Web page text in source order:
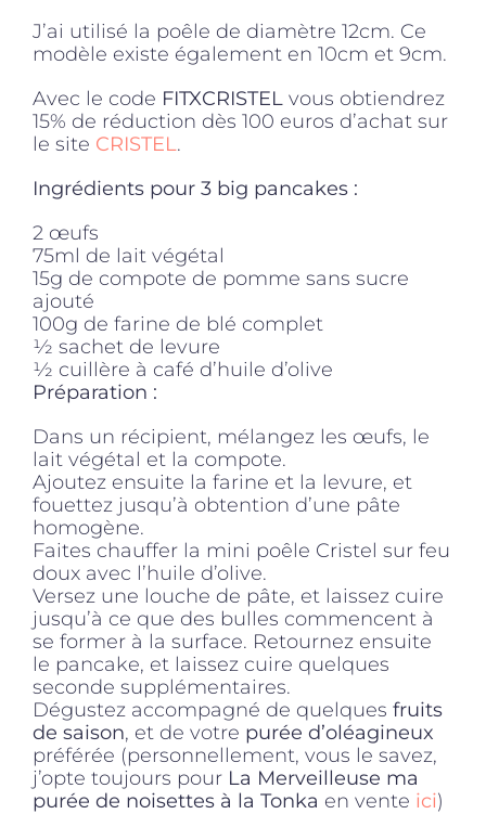
J’ai utilisé la poêle de diamètre 12cm. Ce
modèle existe également en 10cm et 9cm.
Avec le code FITXCRISTEL vous obtiendrez
15% de réduction dès 100 euros d’achat sur
le site CRISTEL.
Ingrédients pour 3 big pancakes :
2 œufs
75ml de lait végétal
15g de compote de pomme sans sucre
ajouté
100g de farine de blé complet
1⁄2 sachet de levure
1⁄2 cuillère à café d’huile d’olive
Préparation :
Dans un récipient, mélangez les œufs, le
lait végétal et la compote.
Ajoutez ensuite la farine et la levure, et
fouettez jusqu’à obtention d’une pâte
homogène.
Faites chauffer la mini poêle Cristel sur feu
doux avec l’huile d’olive.
Versez une louche de pâte, et laissez cuire
jusqu’à ce que des bulles commencent à
se former à la surface. Retournez ensuite
le pancake, et laissez cuire quelques
seconde supplémentaires.
Dégustez accompagné de quelques fruits
de saison, et de votre purée d’oléagineux
préférée (personnellement, vous le savez,
j’opte toujours pour La Merveilleuse ma
purée de noisettes à la Tonka en vente ici)